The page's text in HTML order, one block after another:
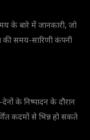
के बारे में जानकारी, जो
की समय-सारिणी कंपनी
के निष्पादन के दौरान
कदमों से भिन्न हो सकते